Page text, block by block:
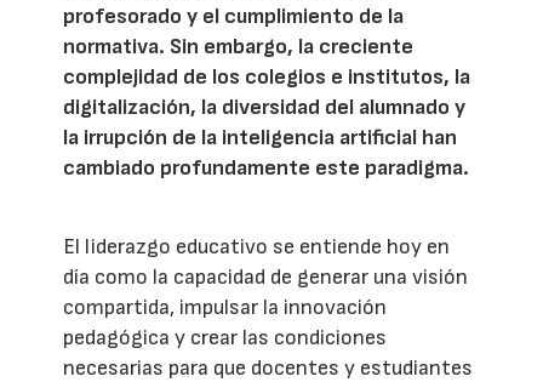
profesorado y el cumplimiento de la
normativa. Sin embargo, la creciente
complejidad de los colegios e institutos, la
digitalización, la diversidad del alumnado y
la irrupción de la inteligencia artificial han
cambiado profundamente este paradigma.
El liderazgo educativo se entiende hoy en
día como la capacidad de generar una visión
compartida, impulsar la innovación
pedagógica y crear las condiciones
necesarias para que docentes y estudiantes